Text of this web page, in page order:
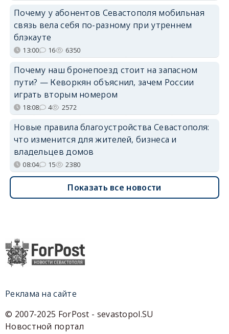
Почему у абонентов Севастополя мобильная
связь вела себя по-разному при утреннем
блэкауте
13:00 16 6350
Почему наш бронепоезд стоит на запасном
пути? — Кеворкян объяснил, зачем России
играть вторым номером
18:08 4 2572
Новые правила благоустройства Севастополя:
что изменится для жителей, бизнеса и
владельцев домов
08:04 15 2380
Показать все новости
Реклама на сайте
© 2007-2025 ForPost - sevastopol.SU
Новостной портал